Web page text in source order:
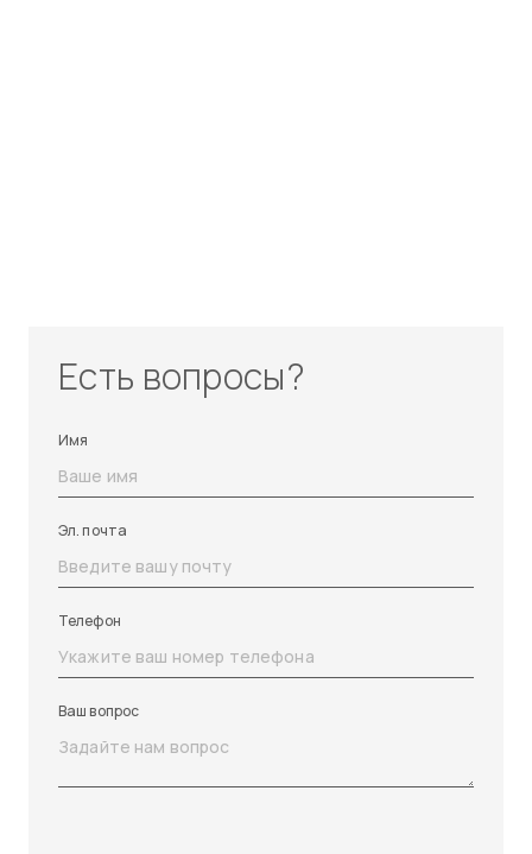
Есть вопросы?
Имя
Эл. почта
Телефон
Ваш вопрос